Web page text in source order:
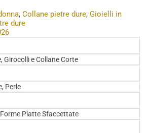
, Collane pietre dure, Gioielli in
dure
Girocolli e Collane Corte
Perle
Piatte Sfaccettate